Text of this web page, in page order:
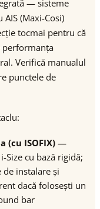
— sisteme
AIS (Maxi-Cosi)
tocmai pentru că
performanța
Verifică manualul
punctele de
(cu ISOFIX) —
Size cu bază rigidă;
de instalare și
dacă folosești un
bar